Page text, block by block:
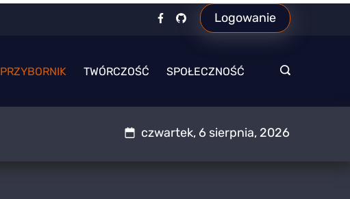
Logowanie
PRZYBORNIK TWÓRCZOŚĆ SPOŁECZNOŚĆ
czwartek, 6 sierpnia, 2026